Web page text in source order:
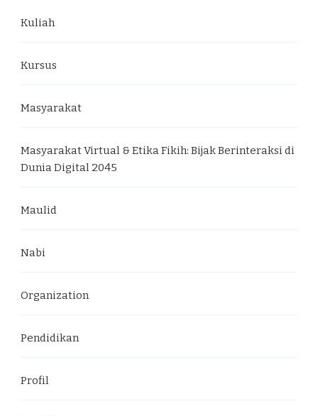
Kuliah
Kursus
Masyarakat
Masyarakat Virtual & Etika Fikih: Bijak Berinteraksi di
Dunia Digital 2045
Maulid
Nabi
Organization
Pendidikan
Profil